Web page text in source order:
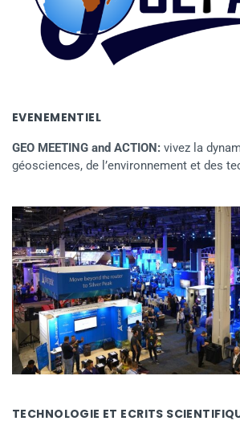
EVENEMENTIEL
GEO MEETING and ACTION: vivez la
géosciences, de l’environnement et des
TECHNOLOGIE ET ECRITS